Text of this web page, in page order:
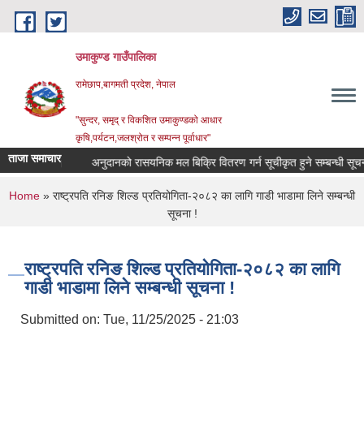
Skip to main content
उमाकुण्ड गाउँपालिका
रामेछाप,बागमती प्रदेश, नेपाल
"सुन्दर, समृद् र विकशित उमाकुण्डको आधार
कृषि,पर्यटन,जलश्रोत र सम्पन्न पूर्वाधार"
ताजा समाचार
सूचना । अनुदानको रासयनिक मल बिक्रि वितरण गर्न सूचीकृत हुने सम्बन्धी सूचना ।
You are here
Home » राष्ट्रपति रनिङ शिल्ड प्रतियोगिता-२०८२ का लागि गाडी भाडामा लिने सम्बन्धी
सूचना !
राष्ट्रपति रनिङ शिल्ड प्रतियोगिता-२०८२ का लागि
गाडी भाडामा लिने सम्बन्धी सूचना !
Submitted on: Tue, 11/25/2025 - 21:03